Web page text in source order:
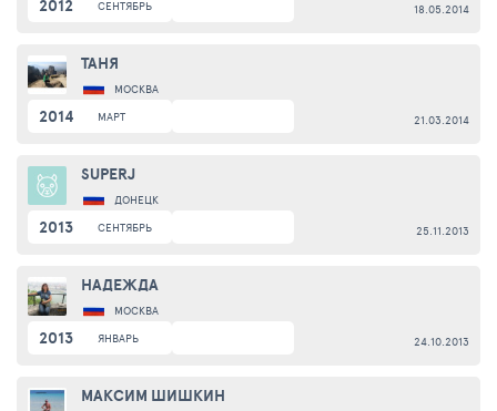
2012 СЕНТЯБРЬ 18.05.2014
ТАНЯ
МОСКВА
2014 МАРТ 21.03.2014
SUPERJ
ДОНЕЦК
2013 СЕНТЯБРЬ 25.11.2013
НАДЕЖДА
МОСКВА
2013 ЯНВАРЬ 24.10.2013
МАКСИМ ШИШКИН